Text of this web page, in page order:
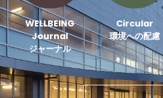
WELLBEING
Journal
ジャーナル
Circular
環境への配慮